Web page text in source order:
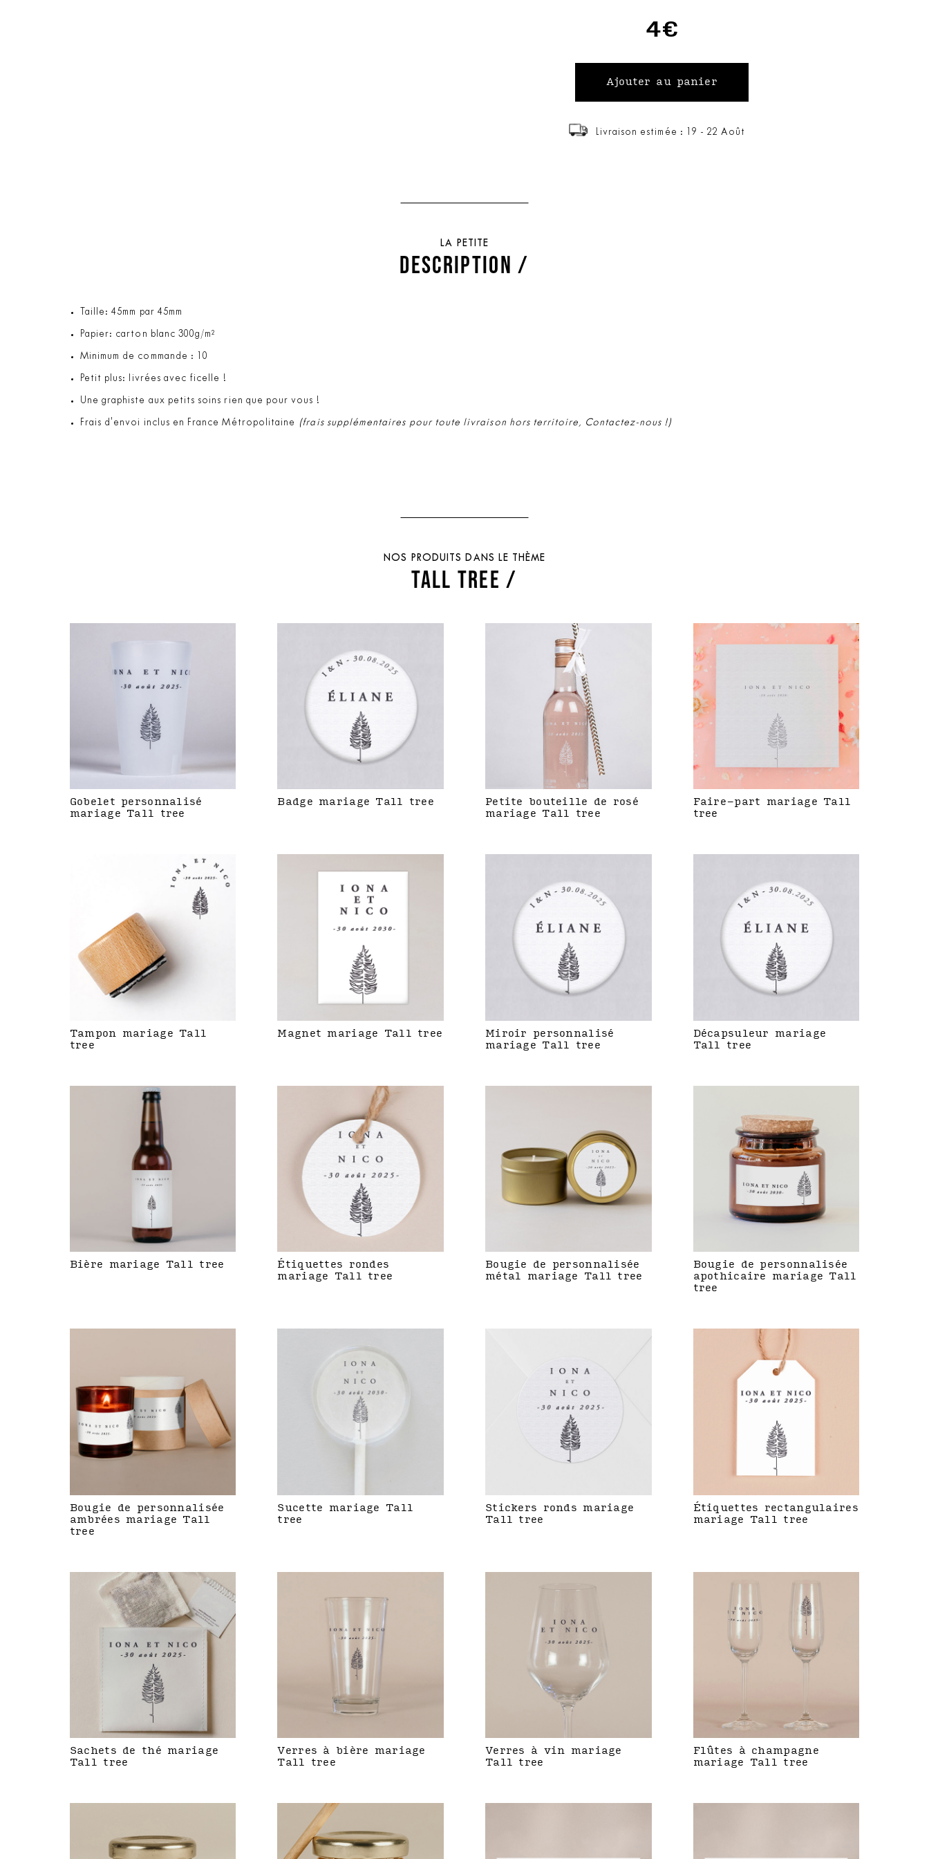
4€
Livraison estimée : 19 - 22 Août
LA PETITE
DESCRIPTION /
Taille: 45mm par 45mm
Papier: carton blanc 300g/m²
Minimum de commande : 10
Petit plus: livrées avec ficelle !
Une graphiste aux petits soins rien que pour vous !
Frais d'envoi inclus en France Métropolitaine (frais supplémentaires pour toute livraison hors territoire, Contactez-nous !)
NOS PRODUITS DANS LE THÈME
TALL TREE /
Gobelet personnalisé
mariage Tall tree
Badge mariage Tall tree
Petite bouteille de rosé
mariage Tall tree
Faire-part mariage Tall
tree
Tampon mariage Tall
tree
Magnet mariage Tall tree
Miroir personnalisé
mariage Tall tree
Décapsuleur mariage
Tall tree
Bière mariage Tall tree
Étiquettes rondes
mariage Tall tree
Bougie de personnalisée
métal mariage Tall tree
Bougie de personnalisée
apothicaire mariage Tall
tree
Bougie de personnalisée
ambrées mariage Tall
tree
Sucette mariage Tall
tree
Stickers ronds mariage
Tall tree
Étiquettes rectangulaires
mariage Tall tree
Sachets de thé mariage
Tall tree
Verres à bière mariage
Tall tree
Verres à vin mariage
Tall tree
Flûtes à champagne
mariage Tall tree